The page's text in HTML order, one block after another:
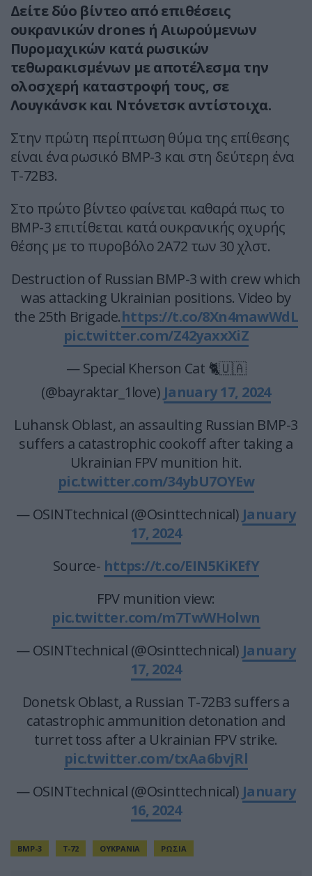
Δείτε δύο βίντεο από επιθέσεις
ουκρανικών drones ή Αιωρούμενων
Πυρομαχικών κατά ρωσικών
τεθωρακισμένων με αποτέλεσμα την
ολοσχερή καταστροφή τους, σε
Λουγκάνσκ και Ντόνετσκ αντίστοιχα.
Στην πρώτη περίπτωση θύμα της επίθεσης
είναι ένα ρωσικό BMP-3 και στη δεύτερη ένα
T-72B3.
Στο πρώτο βίντεο φαίνεται καθαρά πως το
BMP-3 επιτίθεται κατά ουκρανικής οχυρής
θέσης με το πυροβόλο 2A72 των 30 χλστ.
Destruction of Russian BMP-3 with crew which
was attacking Ukrainian positions. Video by
the 25th Brigade.https://t.co/8Xn4mawWdL
pic.twitter.com/Z42yaxxXiZ
— Special Kherson Cat 🐈🇺🇦
(@bayraktar_1love) January 17, 2024
Luhansk Oblast, an assaulting Russian BMP-3
suffers a catastrophic cookoff after taking a
Ukrainian FPV munition hit.
pic.twitter.com/34ybU7OYEw
— OSINTtechnical (@Osinttechnical) January
17, 2024
Source- https://t.co/EIN5KiKEfY
FPV munition view:
pic.twitter.com/m7TwWHolwn
— OSINTtechnical (@Osinttechnical) January
17, 2024
Donetsk Oblast, a Russian T-72B3 suffers a
catastrophic ammunition detonation and
turret toss after a Ukrainian FPV strike.
pic.twitter.com/txAa6bvjRl
— OSINTtechnical (@Osinttechnical) January
16, 2024
BMP-3 T-72 ΟΥΚΡΑΝΙΑ ΡΩΣΙΑ